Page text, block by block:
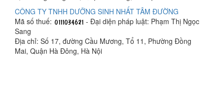
CÔNG TY TNHH DƯỠNG SINH NHẤT TÂM ĐƯỜNG
Mã số thuế:
- Đại diện pháp luật: Phạm Thị Ngọc
Sang
Địa chỉ: Số 17, đường Cầu Mương, Tổ 11, Phường Đồng
Mai, Quận Hà Đông, Hà Nội